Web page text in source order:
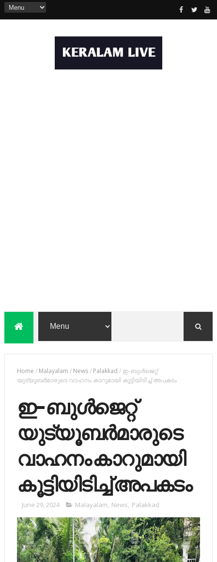
Home / Malayalam / News/ Palakkad / ഇ-ബുൾജെറ്റ്
യുട്യൂബർമാരുടെ വാഹനം കാറുമായി കൂട്ടിയിടിച്ച് അപകടം
ഇ-ബുൾജെറ്റ്
യുട്യൂബർമാരുടെ
വാഹനം കാറുമായി
കൂട്ടിയിടിച്ച് അപകടം
June 29, 2024 Malayalam, News, Palakkad